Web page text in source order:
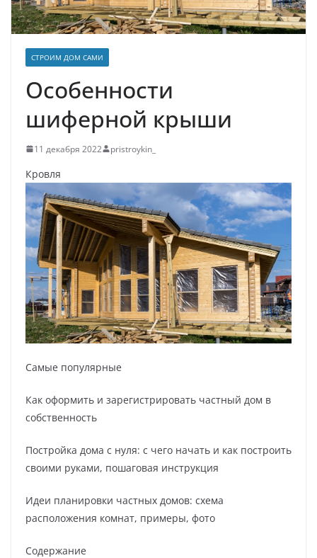
СТРОИМ ДОМ САМИ
Особенности
шиферной крыши
11 декабря 2022 pristroykin_
Кровля
Самые популярные
Как оформить и зарегистрировать частный дом в
собственность
Постройка дома с нуля: с чего начать и как построить
своими руками, пошаговая инструкция
Идеи планировки частных домов: схема
расположения комнат, примеры, фото
Содержание